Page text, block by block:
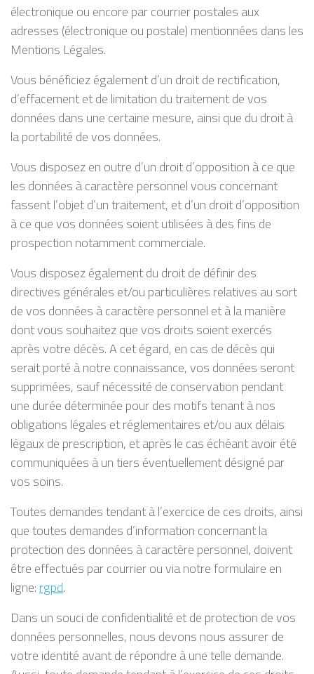
électronique ou encore par courrier postales aux
adresses (électronique ou postale) mentionnées dans les
Mentions Légales.
Vous bénéficiez également d’un droit de rectification,
d’effacement et de limitation du traitement de vos
données dans une certaine mesure, ainsi que du droit à
la portabilité de vos données.
Vous disposez en outre d’un droit d’opposition à ce que
les données à caractère personnel vous concernant
fassent l’objet d’un traitement, et d’un droit d’opposition
à ce que vos données soient utilisées à des fins de
prospection notamment commerciale.
Vous disposez également du droit de définir des
directives générales et/ou particulières relatives au sort
de vos données à caractère personnel et à la manière
dont vous souhaitez que vos droits soient exercés
après votre décès. A cet égard, en cas de décès qui
serait porté à notre connaissance, vos données seront
supprimées, sauf nécessité de conservation pendant
une durée déterminée pour des motifs tenant à nos
obligations légales et réglementaires et/ou aux délais
légaux de prescription, et après le cas échéant avoir été
communiquées à un tiers éventuellement désigné par
vos soins.
Toutes demandes tendant à l’exercice de ces droits, ainsi
que toutes demandes d’information concernant la
protection des données à caractère personnel, doivent
être effectués par courrier ou via notre formulaire en
ligne:rgpd.
Dans un souci de confidentialité et de protection de vos
données personnelles, nous devons nous assurer de
votre identité avant de répondre à une telle demande.